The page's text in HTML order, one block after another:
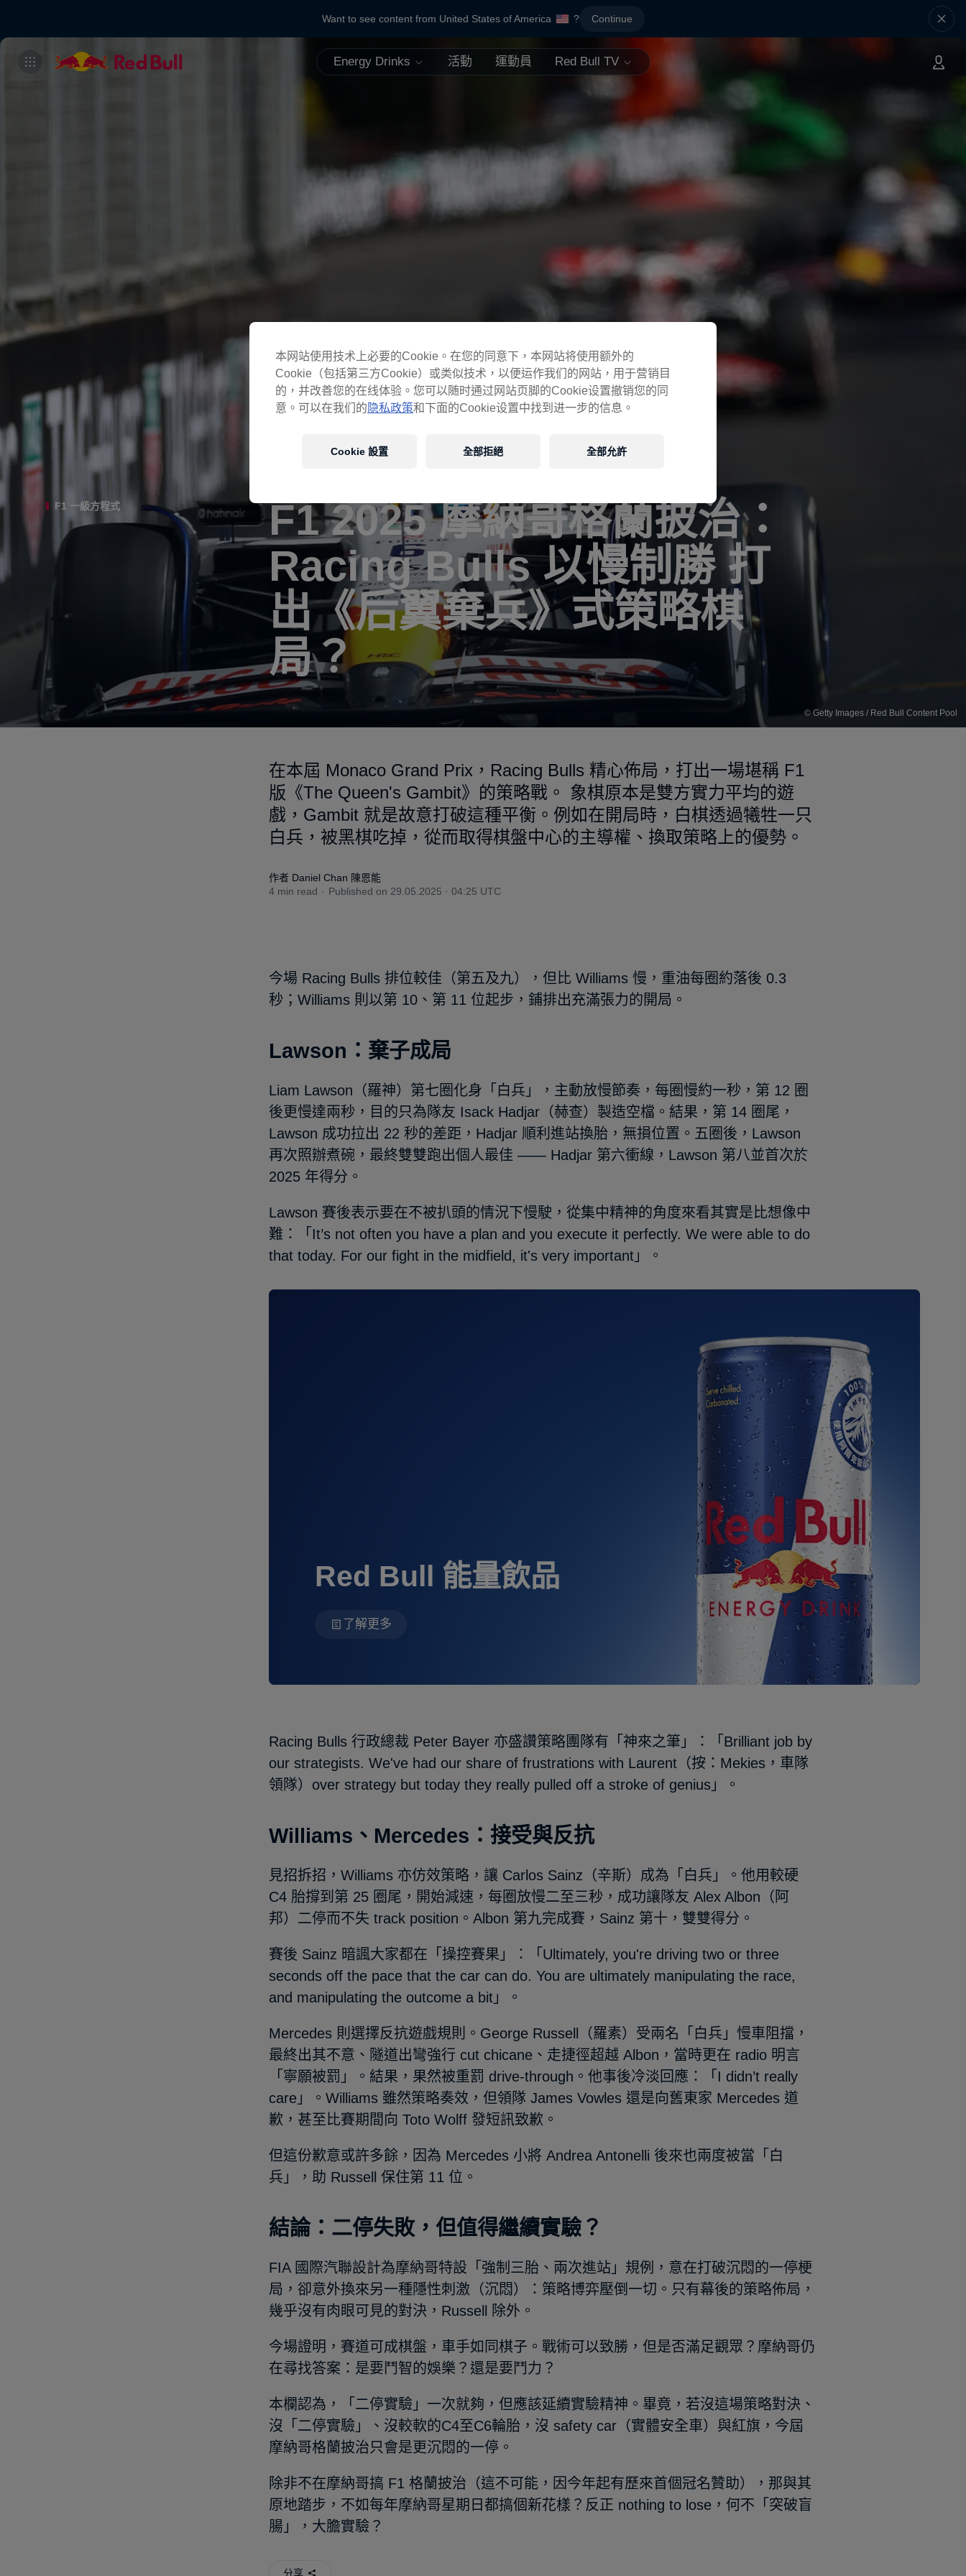
Want to see content from United States of America ? Continue
Energy Drinks 活動 運動員 Red Bull TV
© Getty Images / Red Bull Content Pool
F1 一級方程式
F1 2025 摩納哥格蘭披治：
Racing Bulls 以慢制勝 打
出《后翼棄兵》式策略棋
局？
在本屆 Monaco Grand Prix，Racing Bulls 精心佈局，打出一場堪稱 F1
版《The Queen's Gambit》的策略戰。 象棋原本是雙方實力平均的遊
戲，Gambit 就是故意打破這種平衡。例如在開局時，白棋透過犧牲一只
白兵，被黑棋吃掉，從而取得棋盤中心的主導權、換取策略上的優勢。
作者 Daniel Chan 陳恩能
4 min read
Published on 29.05.2025 · 04:25 UTC
今場 Racing Bulls 排位較佳（第五及九），但比 Williams 慢，重油每圈約落後 0.3
秒；Williams 則以第 10、第 11 位起步，鋪排出充滿張力的開局。
Lawson：棄子成局
Liam Lawson（羅神）第七圈化身「白兵」，主動放慢節奏，每圈慢約一秒，第 12 圈
後更慢達兩秒，目的只為隊友 Isack Hadjar（赫查）製造空檔。結果，第 14 圈尾，
Lawson 成功拉出 22 秒的差距，Hadjar 順利進站換胎，無損位置。五圈後，Lawson
再次照辦煮碗，最終雙雙跑出個人最佳 —— Hadjar 第六衝線，Lawson 第八並首次於
2025 年得分。
Lawson 賽後表示要在不被扒頭的情況下慢駛，從集中精神的角度來看其實是比想像中
難：「It’s not often you have a plan and you execute it perfectly. We were able to do
that today. For our fight in the midfield, it's very important」。
Red Bull 能量飲品
了解更多
Racing Bulls 行政總裁 Peter Bayer 亦盛讚策略團隊有「神來之筆」：「Brilliant job by
our strategists. We've had our share of frustrations with Laurent（按：Mekies，車隊
領隊）over strategy but today they really pulled off a stroke of genius」。
Williams、Mercedes：接受與反抗
見招拆招，Williams 亦仿效策略，讓 Carlos Sainz（辛斯）成為「白兵」。他用較硬
C4 胎撐到第 25 圈尾，開始減速，每圈放慢二至三秒，成功讓隊友 Alex Albon（阿
邦）二停而不失 track position。Albon 第九完成賽，Sainz 第十，雙雙得分。
賽後 Sainz 暗諷大家都在「操控賽果」：「Ultimately, you're driving two or three
seconds off the pace that the car can do. You are ultimately manipulating the race,
and manipulating the outcome a bit」。
Mercedes 則選擇反抗遊戲規則。George Russell（羅素）受兩名「白兵」慢車阻擋，
最終出其不意、隧道出彎強行 cut chicane、走捷徑超越 Albon，當時更在 radio 明言
「寧願被罰」。結果，果然被重罰 drive-through。他事後冷淡回應：「I didn’t really
care」。Williams 雖然策略奏效，但領隊 James Vowles 還是向舊東家 Mercedes 道
歉，甚至比賽期間向 Toto Wolff 發短訊致歉。
但這份歉意或許多餘，因為 Mercedes 小將 Andrea Antonelli 後來也兩度被當「白
兵」，助 Russell 保住第 11 位。
結論：二停失敗，但值得繼續實驗？
FIA 國際汽聯設計為摩納哥特設「強制三胎、兩次進站」規例，意在打破沉悶的一停梗
局，卻意外換來另一種隱性刺激（沉悶）：策略博弈壓倒一切。只有幕後的策略佈局，
幾乎沒有肉眼可見的對決，Russell 除外。
今場證明，賽道可成棋盤，車手如同棋子。戰術可以致勝，但是否滿足觀眾？摩納哥仍
在尋找答案：是要鬥智的娛樂？還是要鬥力？
本欄認為，「二停實驗」一次就夠，但應該延續實驗精神。畢竟，若沒這場策略對決、
沒「二停實驗」、沒較軟的C4至C6輪胎，沒 safety car（實體安全車）與紅旗，今屆
摩納哥格蘭披治只會是更沉悶的一停。
除非不在摩納哥搞 F1 格蘭披治（這不可能，因今年起有歷來首個冠名贊助），那與其
原地踏步，不如每年摩納哥星期日都搞個新花樣？反正 nothing to lose，何不「突破盲
腸」，大膽實驗？
分享
本网站使用技术上必要的Cookie。在您的同意下，本网站将使用额外的
Cookie（包括第三方Cookie）或类似技术，以便运作我们的网站，用于营销目
的，并改善您的在线体验。您可以随时通过网站页脚的Cookie设置撤销您的同
意。可以在我们的 隐私政策和下面的Cookie设置中找到进一步的信息。
Cookie 設置 全部拒絕 全部允許